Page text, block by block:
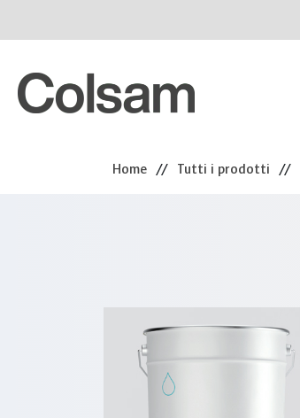
Home // Tutti i prodotti //